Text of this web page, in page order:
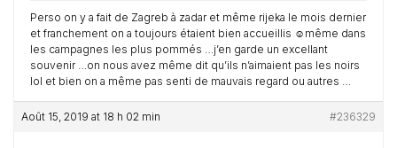
Perso on y a fait de Zagreb à zadar et même rijeka le mois dernier
et franchement on a toujours étaient bien accueillis ☺️même dans
les campagnes les plus pommés …j’en garde un excellant
souvenir …on nous avez même dit qu’ils n’aimaient pas les noirs
lol et bien on a même pas senti de mauvais regard ou autres …
Août 15, 2019 at 18 h 02 min #236329